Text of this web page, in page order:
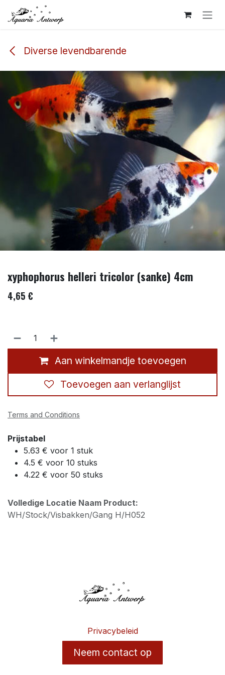
Overslaan naar inhoud
Diverse levendbarende
xyphophorus helleri tricolor (sanke) 4cm
4,65 €
Aan winkelmandje toevoegen
Toevoegen aan verlanglijst
Terms and Conditions
Prijstabel
5.63 € voor 1 stuk
4.5 € voor 10 stuks
4.22 € voor 50 stuks
Volledige Locatie Naam Product:
WH/Stock/Visbakken/Gang H/H052
Privacybeleid
Neem contact op